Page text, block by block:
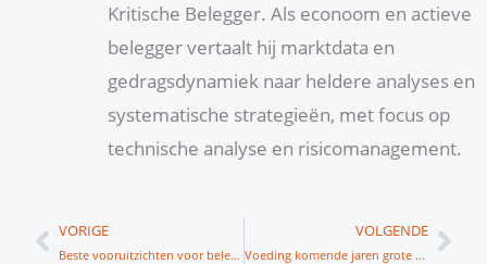
Kritische Belegger. Als econoom en actieve
belegger vertaalt hij marktdata en
gedragsdynamiek naar heldere analyses en
systematische strategieën, met focus op
technische analyse en risicomanagement.
Vorige
VORIGE
Beste vooruitzichten voor beleggers in meer dan tien jaar
VOLGENDE
Voeding komende jaren grote beleggingsthema